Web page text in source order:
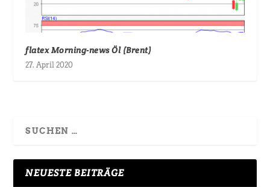
flatex Morning-news Öl (Brent)
27. April 2020
NEUESTE BEITRÄGE